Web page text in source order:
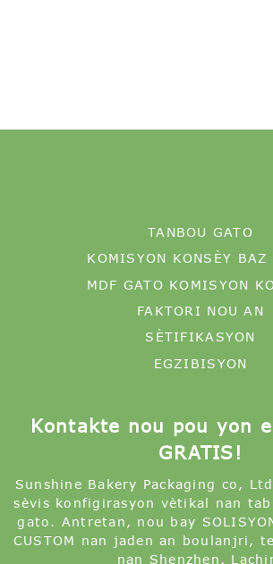
TANBOU GATO
KOMISYON KONSÈY BAZ
MDF GATO KOMISYON
FAKTORI NOU AN
SÈTIFIKASYON
EGZIBISYON
Kontakte nou pou yon
GRATIS!
Sunshine Bakery Packaging co,
sèvis konfigirasyon vètikal nan
gato. Antretan, nou bay
CUSTOM nan jaden an boulanjri,
nan Shenzhen,